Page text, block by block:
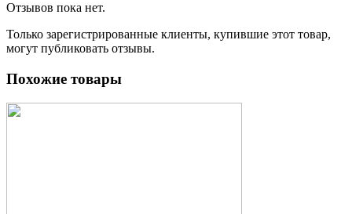
Отзывов пока нет.
Только зарегистрированные клиенты, купившие этот товар,
могут публиковать отзывы.
Похожие товары